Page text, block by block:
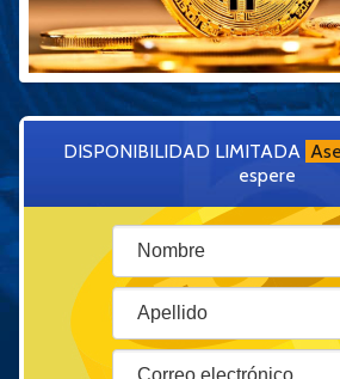
DISPONIBILIDAD LIMITADA
espere